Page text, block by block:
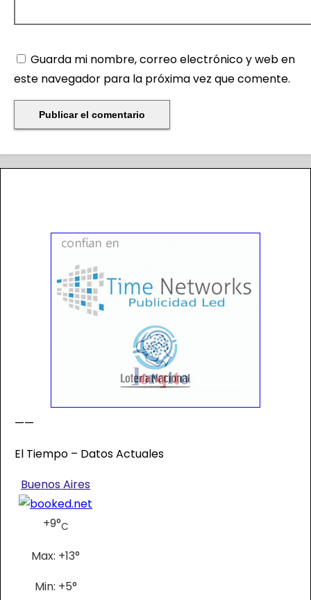
Guarda mi nombre, correo electrónico y web en
este navegador para la próxima vez que comente.
——
El Tiempo – Datos Actuales
Buenos Aires
+9°C
Max: +13°
Min: +5°